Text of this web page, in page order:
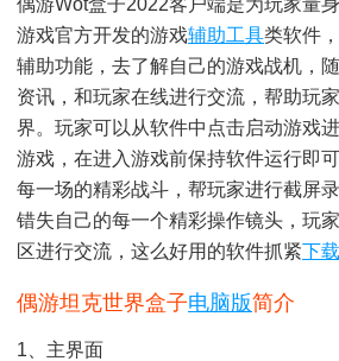
偶游wot盒子2022客户端是为玩家量
游戏官方开发的游戏辅助工具类软件
辅助功能，去了解自己的游戏战机，
资讯，和玩家在线进行交流，帮助玩
界。玩家可以从软件中点击启动游戏
游戏，在进入游戏前保持软件运行即
每一场的精彩战斗，帮玩家进行截屏
错失自己的每一个精彩操作镜头，玩
区进行交流，这么好用的软件抓紧下载
偶游坦克世界盒子电脑版简介
1、主界面